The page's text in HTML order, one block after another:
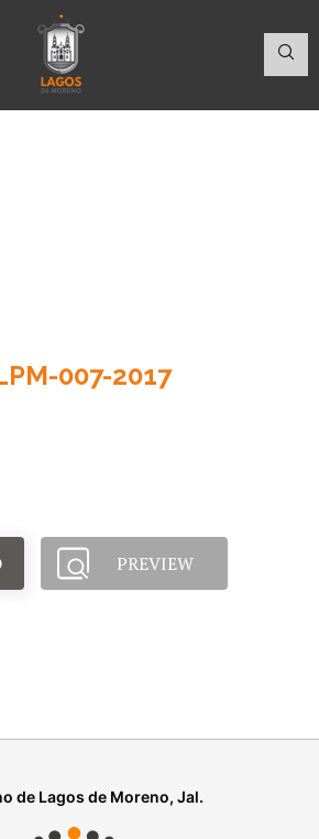
007-2017
PREVIEW
de Lagos de Moreno, Jal.